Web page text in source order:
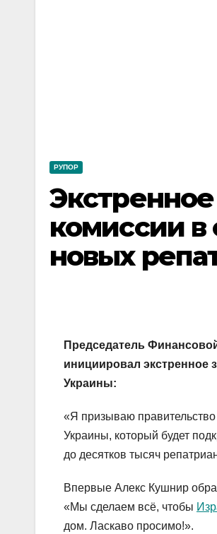
РУПОР
комиссии в
новых
Председатель
инициировал экстренное
Украины:
«Я призываю правительство
Украины, который будет
до десятков тысяч
Впервые Алекс Кушнир
«Мы сделаем всё, чтобы
дом. Ласкаво просимо!».